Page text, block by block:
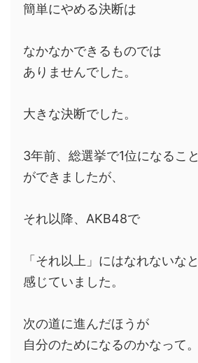
簡単にやめる決断は
なかなかできるものでは
ありませんでした。
大きな決断でした。
3年前、総選挙で1位になること
ができましたが、
それ以降、AKB48で
「それ以上」にはなれないなと
感じていました。
次の道に進んだほうが
自分のためになるのかなって。